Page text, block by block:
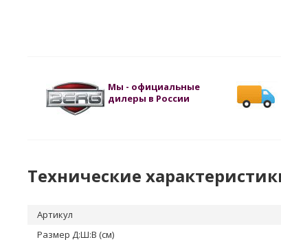
Мы - официальные
дилеры в России
Технические
Артикул
Размер Д:Ш:В (см)